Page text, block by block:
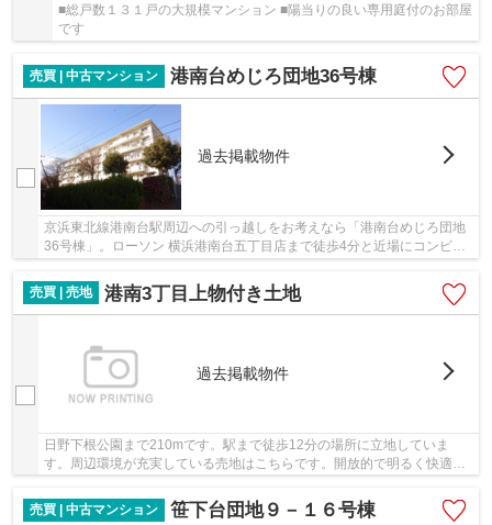
■総戸数１３１戸の大規模マンション ■陽当りの良い専用庭付のお部屋
です
売買 | 中古マンション 港南台めじろ団地36号棟
過去掲載物件
京浜東北線港南台駅周辺への引っ越しをお考えなら「港南台めじろ団地
36号棟」。ローソン 横浜港南台五丁目店まで徒歩4分と近場にコンビニ
があるのもポイント。南西向きの物件です。当...
売買 | 売地
港南3丁目上物付き土地
過去掲載物件
日野下根公園まで210mです。駅まで徒歩12分の場所に立地していま
す。周辺環境が充実している売地はこちらです。開放的で明るく快適に
売買 | 中古マンション
笹下台団地９－１６号棟